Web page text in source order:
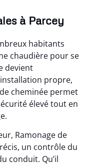
à Parcey
habitants
chaudière pour se
devient
propre,
cheminée permet
élevé tout en
Ramonage de
un contrôle du
conduit. Qu’il